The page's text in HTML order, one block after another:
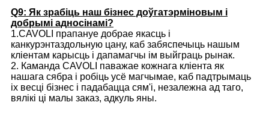
Q9: Як зрабіць наш бізнес доўгатэрміновым і
добрымі адносінамі?
1.CAVOLI прапануе добрае якасць і
канкурэнтаздольную цану, каб забяспечыць нашым
кліентам карысць і дапамагчы ім выйграць рынак.
2. Каманда CAVOLI паважае кожнага кліента як
нашага сябра і робіць усё магчымае, каб падтрымаць
іх весці бізнес і падабацца сям'і, незалежна ад таго,
вялікі ці малы заказ, адкуль яны.